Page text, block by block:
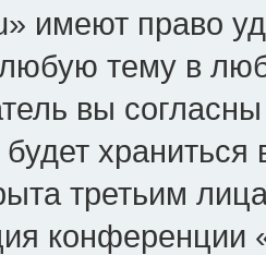
имеют право
тему в
вы
третьим
конференции